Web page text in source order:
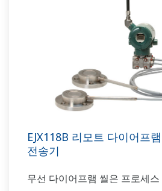
EJX118B 리모트 다이어프
전송기
무선 다이어프램 씰은 프로세